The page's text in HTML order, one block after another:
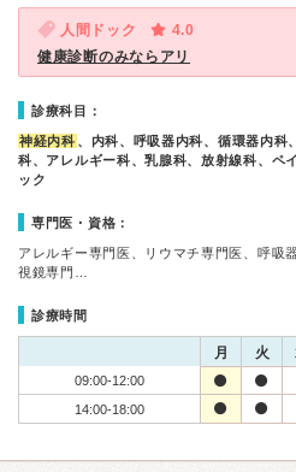
人間ドック
4.0
健康診断のみならアリ
診療科目：
神経内科 、内科、呼吸器内科、循環器内科
科、アレルギー科、乳腺科、放射線科、ペ
ック
専門医・資格：
アレルギー専門医、リウマチ専門医、呼吸
視鏡専門…
診療時間
月 火
09:00-12:00
14:00-18:00